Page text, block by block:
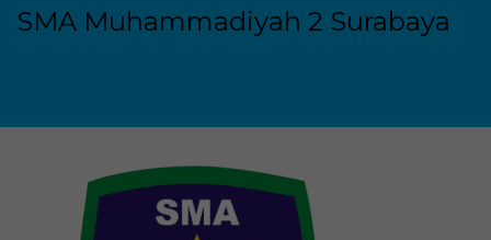
SMA Muhammadiyah 2 Surabaya